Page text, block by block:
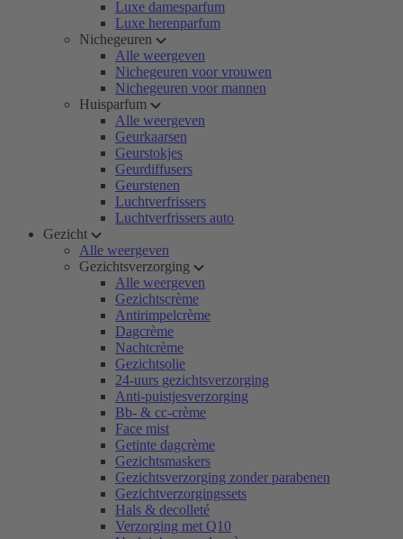
Luxe damesparfum
Luxe herenparfum
Nichegeuren
Alle weergeven
Nichegeuren voor vrouwen
Nichegeuren voor mannen
Huisparfum
Alle weergeven
Geurkaarsen
Geurstokjes
Geurdiffusers
Geurstenen
Luchtverfrissers
Luchtverfrissers auto
Gezicht
Alle weergeven
Gezichtsverzorging
Alle weergeven
Gezichtscrème
Antirimpelcrème
Dagcrème
Nachtcrème
Gezichtsolie
24-uurs gezichtsverzorging
Anti-puistjesverzorging
Bb- & cc-crème
Face mist
Getinte dagcrème
Gezichtsmaskers
Gezichtsverzorging zonder parabenen
Gezichtverzorgingssets
Hals & decolleté
Verzorging met Q10